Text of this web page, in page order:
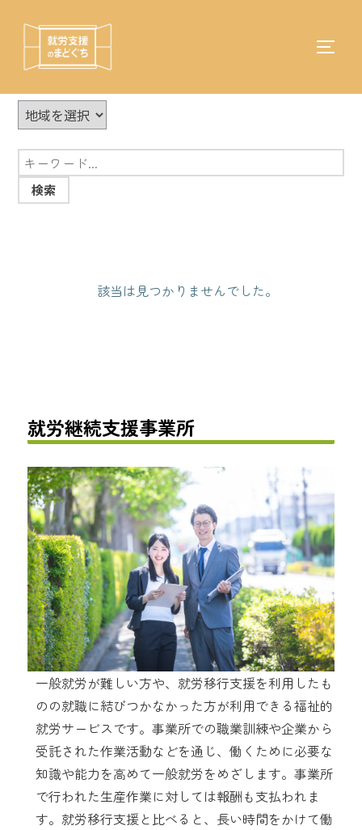
ツ
検
対
該当は見つかりませんでした。
就労継続支援事業所
一般就労が難しい方や、就労移行支援を利用したも
のの就職に結びつかなかった方が利用できる福祉的
就労サービスです。事業所での職業訓練や企業から
受託された作業活動などを通じ、働くために必要な
知識や能力を高めて一般就労をめざします。事業所
で行われた生産作業に対しては報酬も支払われま
す。就労移行支援と比べると、長い時間をかけて働